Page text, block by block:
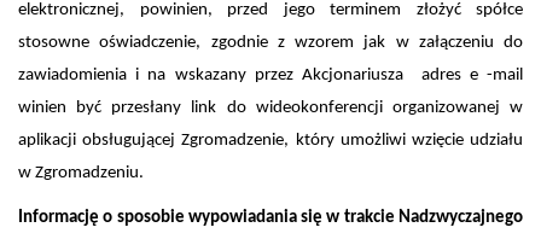
elektronicznej, powinien, przed jego terminem złożyć spółce
stosowne oświadczenie, zgodnie z wzorem jak w załączeniu do
zawiadomienia i na wskazany przez Akcjonariusza adres e -mail
winien być przesłany link do wideokonferencji organizowanej w
aplikacji obsługującej Zgromadzenie, który umożliwi wzięcie udziału
w Zgromadzeniu.
Informację o sposobie wypowiadania się w trakcie Nadzwyczajnego